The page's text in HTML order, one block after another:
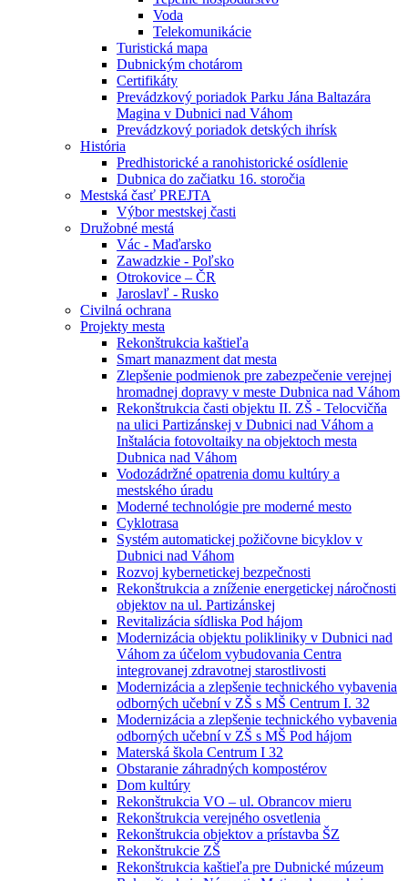
Voda
Telekomunikácie
Turistická mapa
Dubnickým chotárom
Certifikáty
Prevádzkový poriadok Parku Jána Baltazára
Magina v Dubnici nad Váhom
Prevádzkový poriadok detských ihrísk
História
Predhistorické a ranohistorické osídlenie
Dubnica do začiatku 16. storočia
Mestská časť PREJTA
Výbor mestskej časti
Družobné mestá
Vác - Maďarsko
Zawadzkie - Poľsko
Otrokovice – ČR
Jaroslavľ - Rusko
Civilná ochrana
Projekty mesta
Rekonštrukcia kaštieľa
Smart manazment dat mesta
Zlepšenie podmienok pre zabezpečenie verejnej
hromadnej dopravy v meste Dubnica nad Váhom
Rekonštrukcia časti objektu II. ZŠ - Telocvičňa
na ulici Partizánskej v Dubnici nad Váhom a
Inštalácia fotovoltaiky na objektoch mesta
Dubnica nad Váhom
Vodozádržné opatrenia domu kultúry a
mestského úradu
Moderné technológie pre moderné mesto
Cyklotrasa
Systém automatickej požičovne bicyklov v
Dubnici nad Váhom
Rozvoj kybernetickej bezpečnosti
Rekonštrukcia a zníženie energetickej náročnosti
objektov na ul. Partizánskej
Revitalizácia sídliska Pod hájom
Modernizácia objektu polikliniky v Dubnici nad
Váhom za účelom vybudovania Centra
integrovanej zdravotnej starostlivosti
Modernizácia a zlepšenie technického vybavenia
odborných učební v ZŠ s MŠ Centrum I. 32
Modernizácia a zlepšenie technického vybavenia
odborných učební v ZŠ s MŠ Pod hájom
Materská škola Centrum I 32
Obstaranie záhradných kompostérov
Dom kultúry
Rekonštrukcia VO – ul. Obrancov mieru
Rekonštrukcia verejného osvetlenia
Rekonštrukcia objektov a prístavba ŠZ
Rekonštrukcie ZŠ
Rekonštrukcia kaštieľa pre Dubnické múzeum